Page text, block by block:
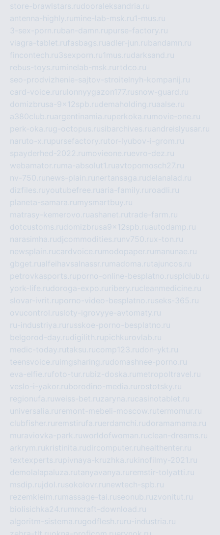
store-brawlstars.rudooraleksandria.ru
antenna-highly.ru mine-lab-msk.ru1-mus.ru
3-sex-porn.ruban-damn.rupurse-factory.ru
viagra-tablet.rufasbags.ruadler-jun.rubandamn.ru
fincontech.ru3sexporn.ru1mus.rudarksand.ru
rebus-toys.ru minelab-msk.ru rtdco.ru
seo-prodvizhenie-sajtov-stroitelnyh-kompanij.ru
card-voice.ru rulonnyygazon177.rusnow-guard.ru
domizbrusa-9x12spb.rudemaholding.ruaalse.ru
a380club.ruargentinamia.ruperkoka.ru movie-one.ru
perk-oka.rug-octopus.rusibarchives.ruandreislyusar.ru
naruto-x.rupursefactory.rutor-lyubov-i-grom.ru
spayderhed-2022.ru movieone.ruevro-dez.ru
webamator.ru ma-absolut1.ruavtopomosch27.ru
nv-750.ru news-plain.ru nertansaga.rudelanalad.ru
dizfiles.ruyoutubefree.ruaria-family.ru roadli.ru
planeta-samara.ru mysmartbuy.ru
matrasy-kemerovo.ruashanet.rutrade-farm.ru
dotcustoms.rudomizbrusa9x12spb.ruautodamp.ru
narasimha.rudjcommodities.ru nv750.rux-ton.ru
newsplain.rucardvoice.ru modopaper.ru manunae.ru
gbget.rualfeihavsalnassr.ru madoma.rutajuncos.ru
petrovkasports.ruporno-online-besplatno.rusplclub.ru
york-life.rudoroga-expo.ru ribery.rucleanmedicine.ru
slovar-ivrit.ruporno-video-besplatno.ruseks-365.ru
ovucontrol.rusloty-igrovyye-avtomaty.ru
ru-industriya.ru russkoe-porno-besplatno.ru
belgorod-day.rudigilith.rupichkurovlab.ru
medic-today.rutaksu.rucomp123.rudon-ykt.ru
teensvoice.ru imgsharing.rudomashnee-porno.ru
eva-elfie.rufoto-tur.rubiz-doska.ru metropoltravel.ru
veslo-i-yakor.ruborodino-media.ru rostotsky.ru
regionufa.ruweiss-bet.ruzaryna.rucasinotablet.ru
universalia.ru remont-mebeli-moscow.rutermomur.ru
clubfisher.ru remstirufa.ruerdamchi.rudoramamama.ru
muraviovka-park.ruworldofwoman.ruclean-dreams.ru
arkrym.rukristinita.rudircomputer.ru healthenter.ru
textexperts.rupivnaya-kruzhka.rukinofilmy-2021.ru
demolalapaluza.rutanyavanya.ru remstir-tolyatti.ru
msdip.ru jdol.rusokolovr.ru newtech-spb.ru
rezemkleim.ru massage-tai.ruseonub.ruzvonitut.ru
biolisichka24.ru mncraft-download.ru
algoritm-sistema.rugodflesh.ru ru-industria.ru